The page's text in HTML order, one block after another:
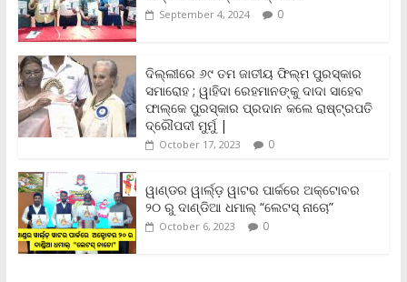
o
k
r
p
p
n
k
r
i
d
l
y
September 4, 2024 0
ଦିଲ୍ଲୀରେ ୬୯ ତମ ଜାତୀୟ ଫିଲ୍ମ ପୁରସ୍କାର
ସମାରୋହ ; ୱାହିଦା ରେହମାନଙ୍କୁ ଦାଦା ସାହେବ
ଫାଲ୍‌କେ ପୁରସ୍କାର ପ୍ରଦାନ କଲେ ରାଷ୍ଟ୍ରପତି
ଦ୍ରୌପଦୀ ମୁର୍ମୁ |
October 17, 2023 0
ୱାଣ୍ଡର ୱାର୍ଲ୍‌ଡ଼ ୱାଟର ପାର୍କରେ ଅକ୍ଟୋବର
୨୦ ରୁ ଦାଣ୍ଡିଆ ଧମାଲ୍ “ଲେଟସ୍ ନାଚୋ”
October 6, 2023 0